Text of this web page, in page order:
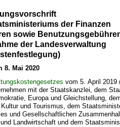
der Finanzen
sowie
der Landesverwaltung
8. Mai 2020
vom 5. April 2019
mit der Staatskanzlei, dem
Europa und Gleichstellung,
und Tourismus, dem
und Gesellschaftlichen
Landwirtschaft und dem